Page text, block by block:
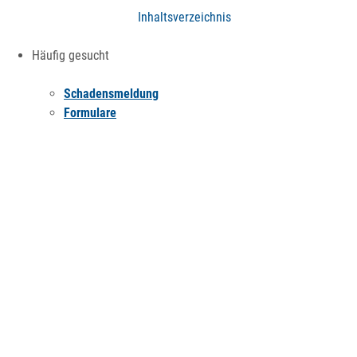
Inhaltsverzeichnis
Häufig gesucht
Schadensmeldung
Formulare